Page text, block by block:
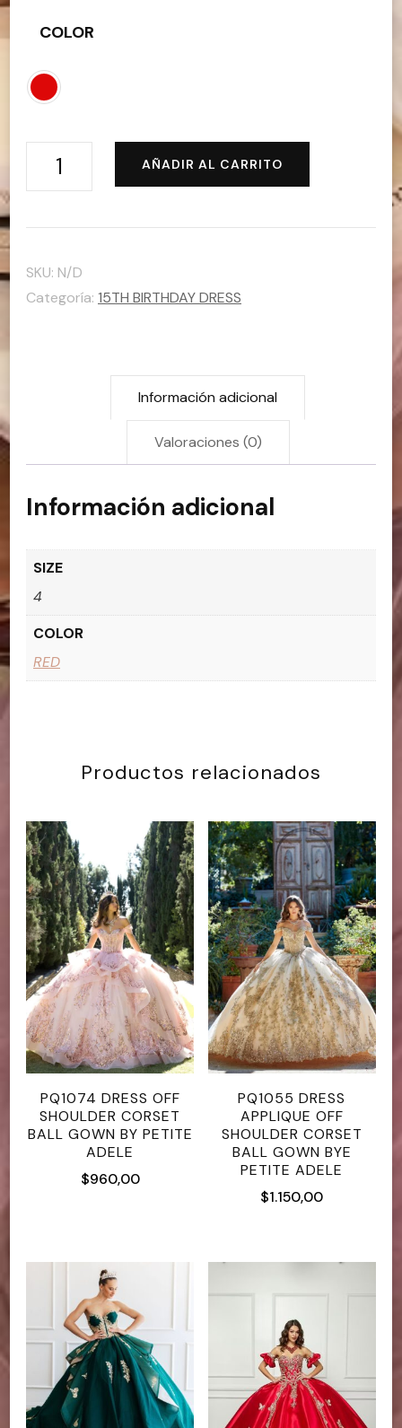
COLOR
HCQ827
cantidad
AÑADIR AL CARRITO
SKU: N/D
Categoría: 15TH BIRTHDAY DRESS
Información adicional
Valoraciones (0)
Información adicional
SIZE
4
COLOR
RED
Productos relacionados
PQ1074 DRESS OFF
SHOULDER CORSET
BALL GOWN BY PETITE
ADELE
$960,00
tiene
múltiples
variantes.
Las
opciones
se
PQ1055 DRESS
APPLIQUE OFF
SHOULDER CORSET
BALL GOWN BYE
PETITE ADELE
$1.150,00
variantes.
Las
opciones
se